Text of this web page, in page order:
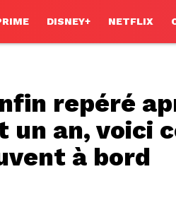
DISNEY+ NETFLIX
repéré
un an, voici
à bord